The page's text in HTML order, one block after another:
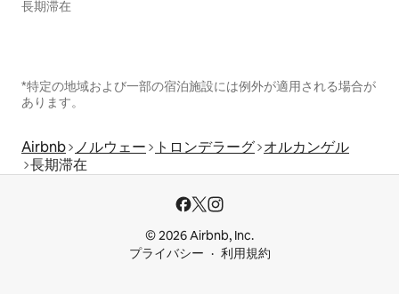
長期滞在
*特定の地域および一部の宿泊施設には例外が適用される場合が
あります。
Airbnb ノルウェー トロンデラーグ オルカンゲル
長期滞在
© 2026 Airbnb, Inc.
プライバシー
利用規約